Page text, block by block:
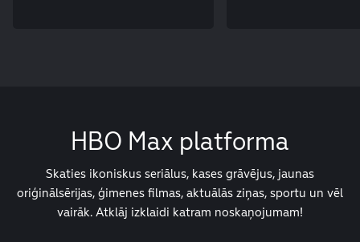
HBO Max platforma
Skaties ikoniskus seriālus, kases grāvējus, jaunas
oriģinālsērijas, ģimenes filmas, aktuālās ziņas, sportu un vēl
vairāk. Atklāj izklaidi katram noskaņojumam!